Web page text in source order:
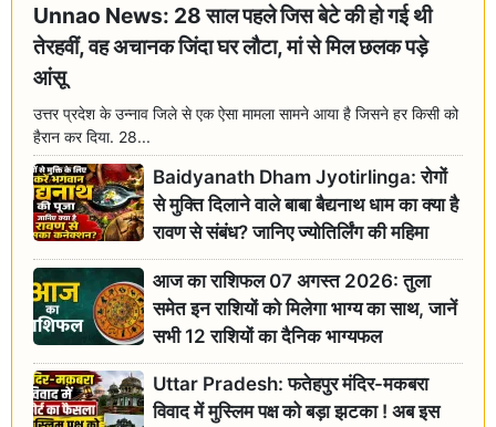
Unnao News: 28 साल पहले जिस बेटे की हो गई थी
तेरहवीं, वह अचानक जिंदा घर लौटा, मां से मिल छलक पड़े
आंसू
उत्तर प्रदेश के उन्नाव जिले से एक ऐसा मामला सामने आया है जिसने हर किसी को
हैरान कर दिया. 28...
Baidyanath Dham Jyotirlinga: रोगों
से मुक्ति दिलाने वाले बाबा बैद्यनाथ धाम का क्या है
रावण से संबंध? जानिए ज्योतिर्लिंग की महिमा
आज का राशिफल 07 अगस्त 2026: तुला
समेत इन राशियों को मिलेगा भाग्य का साथ, जानें
सभी 12 राशियों का दैनिक भाग्यफल
Uttar Pradesh: फतेहपुर मंदिर-मकबरा
विवाद में मुस्लिम पक्ष को बड़ा झटका ! अब इस